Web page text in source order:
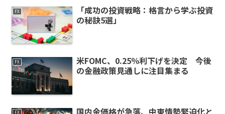
FX
「成功の投資戦略：格言から学ぶ投資
の秘訣5選」
FX
米FOMC、0.25％利下げを決定 今後
の金融政策見通しに注目集まる
FX
国内金価格が急落、中東情勢緊迫化と